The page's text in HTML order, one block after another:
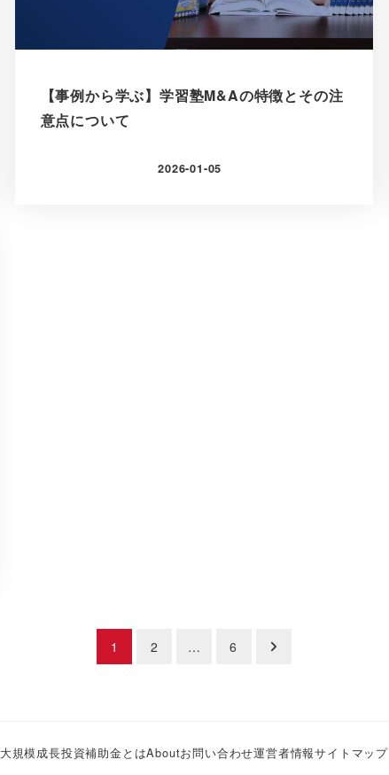
【事例から学ぶ】学習塾M&Aの特徴とその注
意点について
更新日
2026-01-05
1 2 … 6
大規模成長投資補助金とはAboutお問い合わせ運営者情報サイトマップ